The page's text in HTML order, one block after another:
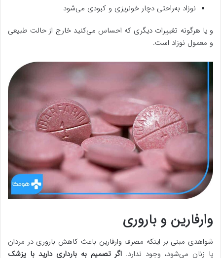
نوزاد به‌راحتی دچار خونریزی و کبودی می‌شود
و یا هرگونه تغییرات دیگری که احساس می‌کنید خارج از حالت طبیعی
و معمول نوزاد است.
وارفارین و باروری
شواهدی مبنی بر اینکه مصرف وارفارین باعث کاهش باروری در مردان
یا زنان می‌شود، وجود ندارد. اگر تصمیم به بارداری دارید با پزشک